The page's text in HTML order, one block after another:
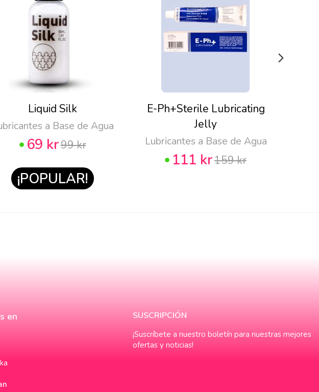
Liquid Silk
a Base de Agua
69 kr99 kr
¡POPULAR!
E-Ph+Sterile Lubricating
Jelly
Lubricantes a Base de Agua
111 kr159 kr
en
SUSCRIPCIÓN
¡Suscríbete a nuestro boletín para nuestras mejores
ofertas y noticias!